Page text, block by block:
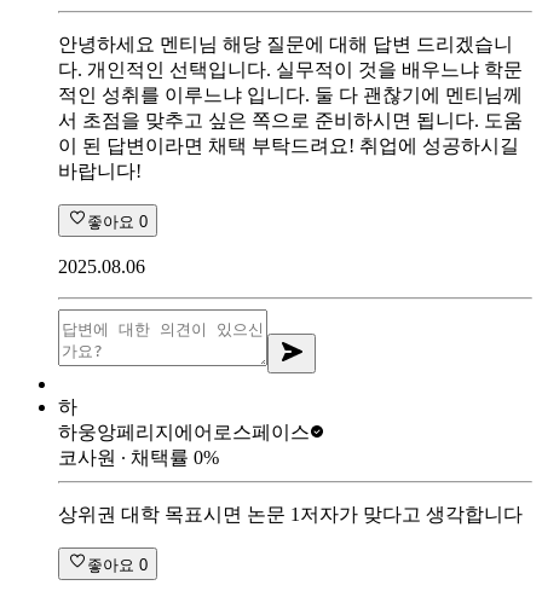
안녕하세요 멘티님 해당 질문에 대해 답변 드리겠습니
다. 개인적인 선택입니다. 실무적이 것을 배우느냐 학문
적인 성취를 이루느냐 입니다. 둘 다 괜찮기에 멘티님께
서 초점을 맞추고 싶은 쪽으로 준비하시면 됩니다. 도움
이 된 답변이라면 채택 부탁드려요! 취업에 성공하시길
바랍니다!
좋아요 0
2025.08.06
하
하웅앙페리지에어로스페이스
코사원 ∙ 채택률 0%
상위권 대학 목표시면 논문 1저자가 맞다고 생각합니다
좋아요 0